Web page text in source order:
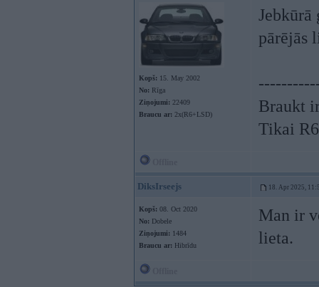
Kopš: 15. May 2002
No: Rīga
Ziņojumi: 22409
Braucu ar: 2x(R6+LSD)
Jebkūrā
pārējās
Braukt
Tikai
DiksIrseejs 18. Apr 2025,
Kopš: 08. Oct 2020
No: Dobele
Ziņojumi: 1484
Braucu ar: Hibrīdu
Man ir
lieta.